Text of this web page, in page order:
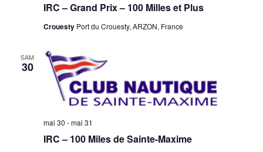
IRC – Grand Prix – 100 Milles et Plus
Crouesty Port du Crouesty, ARZON, France
SAM
30
IRC – 100 Miles de Sainte-Maxime
mai 30 -mai 31